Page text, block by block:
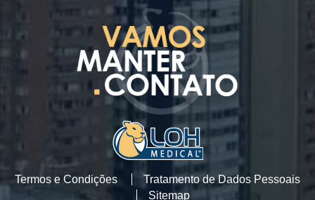
Termos e Condições
Tratamento de Dados Pessoais
Sitemap